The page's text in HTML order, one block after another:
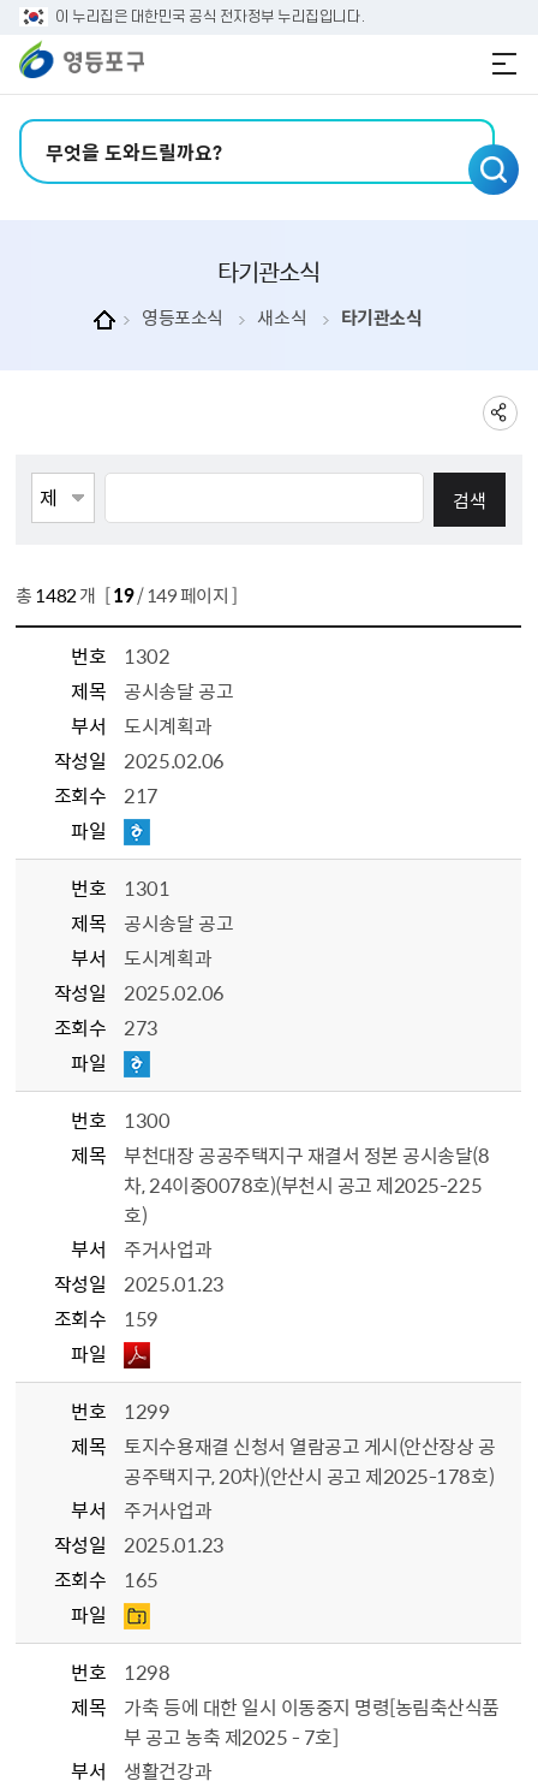
본문 바로가기
주메뉴 바로가기
이 누리집은 대한민국 공식 전자정부 누리집입니다.
타기관소식
영등포소식 새소식 타기관소식
총1482개 [19/ 149 페이지 ]
번호
1302
제목
공시송달 공고
부서
도시계획과
작성일
2025.02.06
조회수
217
파일
번호
1301
제목
공시송달 공고
부서
도시계획과
작성일
2025.02.06
조회수
273
파일
번호
1300
제목
부천대장 공공주택지구 재결서 정본 공시송달(8
차, 24이중0078호)(부천시 공고 제2025-225
호)
부서
주거사업과
작성일
2025.01.23
조회수
159
파일
번호
1299
제목
토지수용재결 신청서 열람공고 게시(안산장상 공
공주택지구, 20차)(안산시 공고 제2025-178호)
부서
주거사업과
작성일
2025.01.23
조회수
165
파일
번호
1298
제목
가축 등에 대한 일시 이동중지 명령[농림축산식품
부 공고 농축 제2025 - 7호]
부서
생활건강과